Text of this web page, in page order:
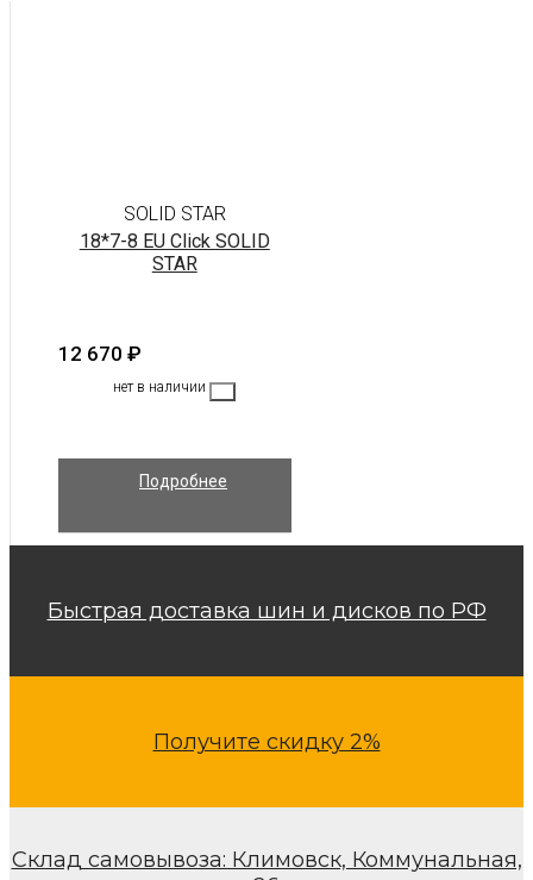
SOLID STAR
18*7-8 EU Click SOLID
STAR
12 670 ₽
нет в наличии
Подробнее
Быстрая доставка шин и дисков по РФ
Получите скидку 2%
Склад самовывоза: Климовск, Коммунальная,